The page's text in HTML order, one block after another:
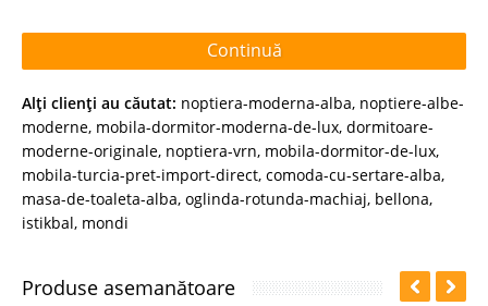
Continuă
Alţi clienţi au căutat: noptiera-moderna-alba, noptiere-albe-
moderne, mobila-dormitor-moderna-de-lux, dormitoare-
moderne-originale, noptiera-vrn, mobila-dormitor-de-lux,
mobila-turcia-pret-import-direct, comoda-cu-sertare-alba,
masa-de-toaleta-alba, oglinda-rotunda-machiaj, bellona,
istikbal, mondi
Produse asemanătoare